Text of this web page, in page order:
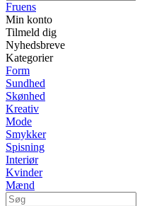
Fruens
Min konto
Tilmeld dig
Nyhedsbreve
Kategorier
Form
Sundhed
Skønhed
Kreativ
Mode
Smykker
Spisning
Interiør
Kvinder
Mænd